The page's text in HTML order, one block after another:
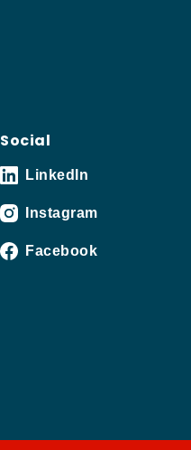
Social
LinkedIn
Instagram
Facebook